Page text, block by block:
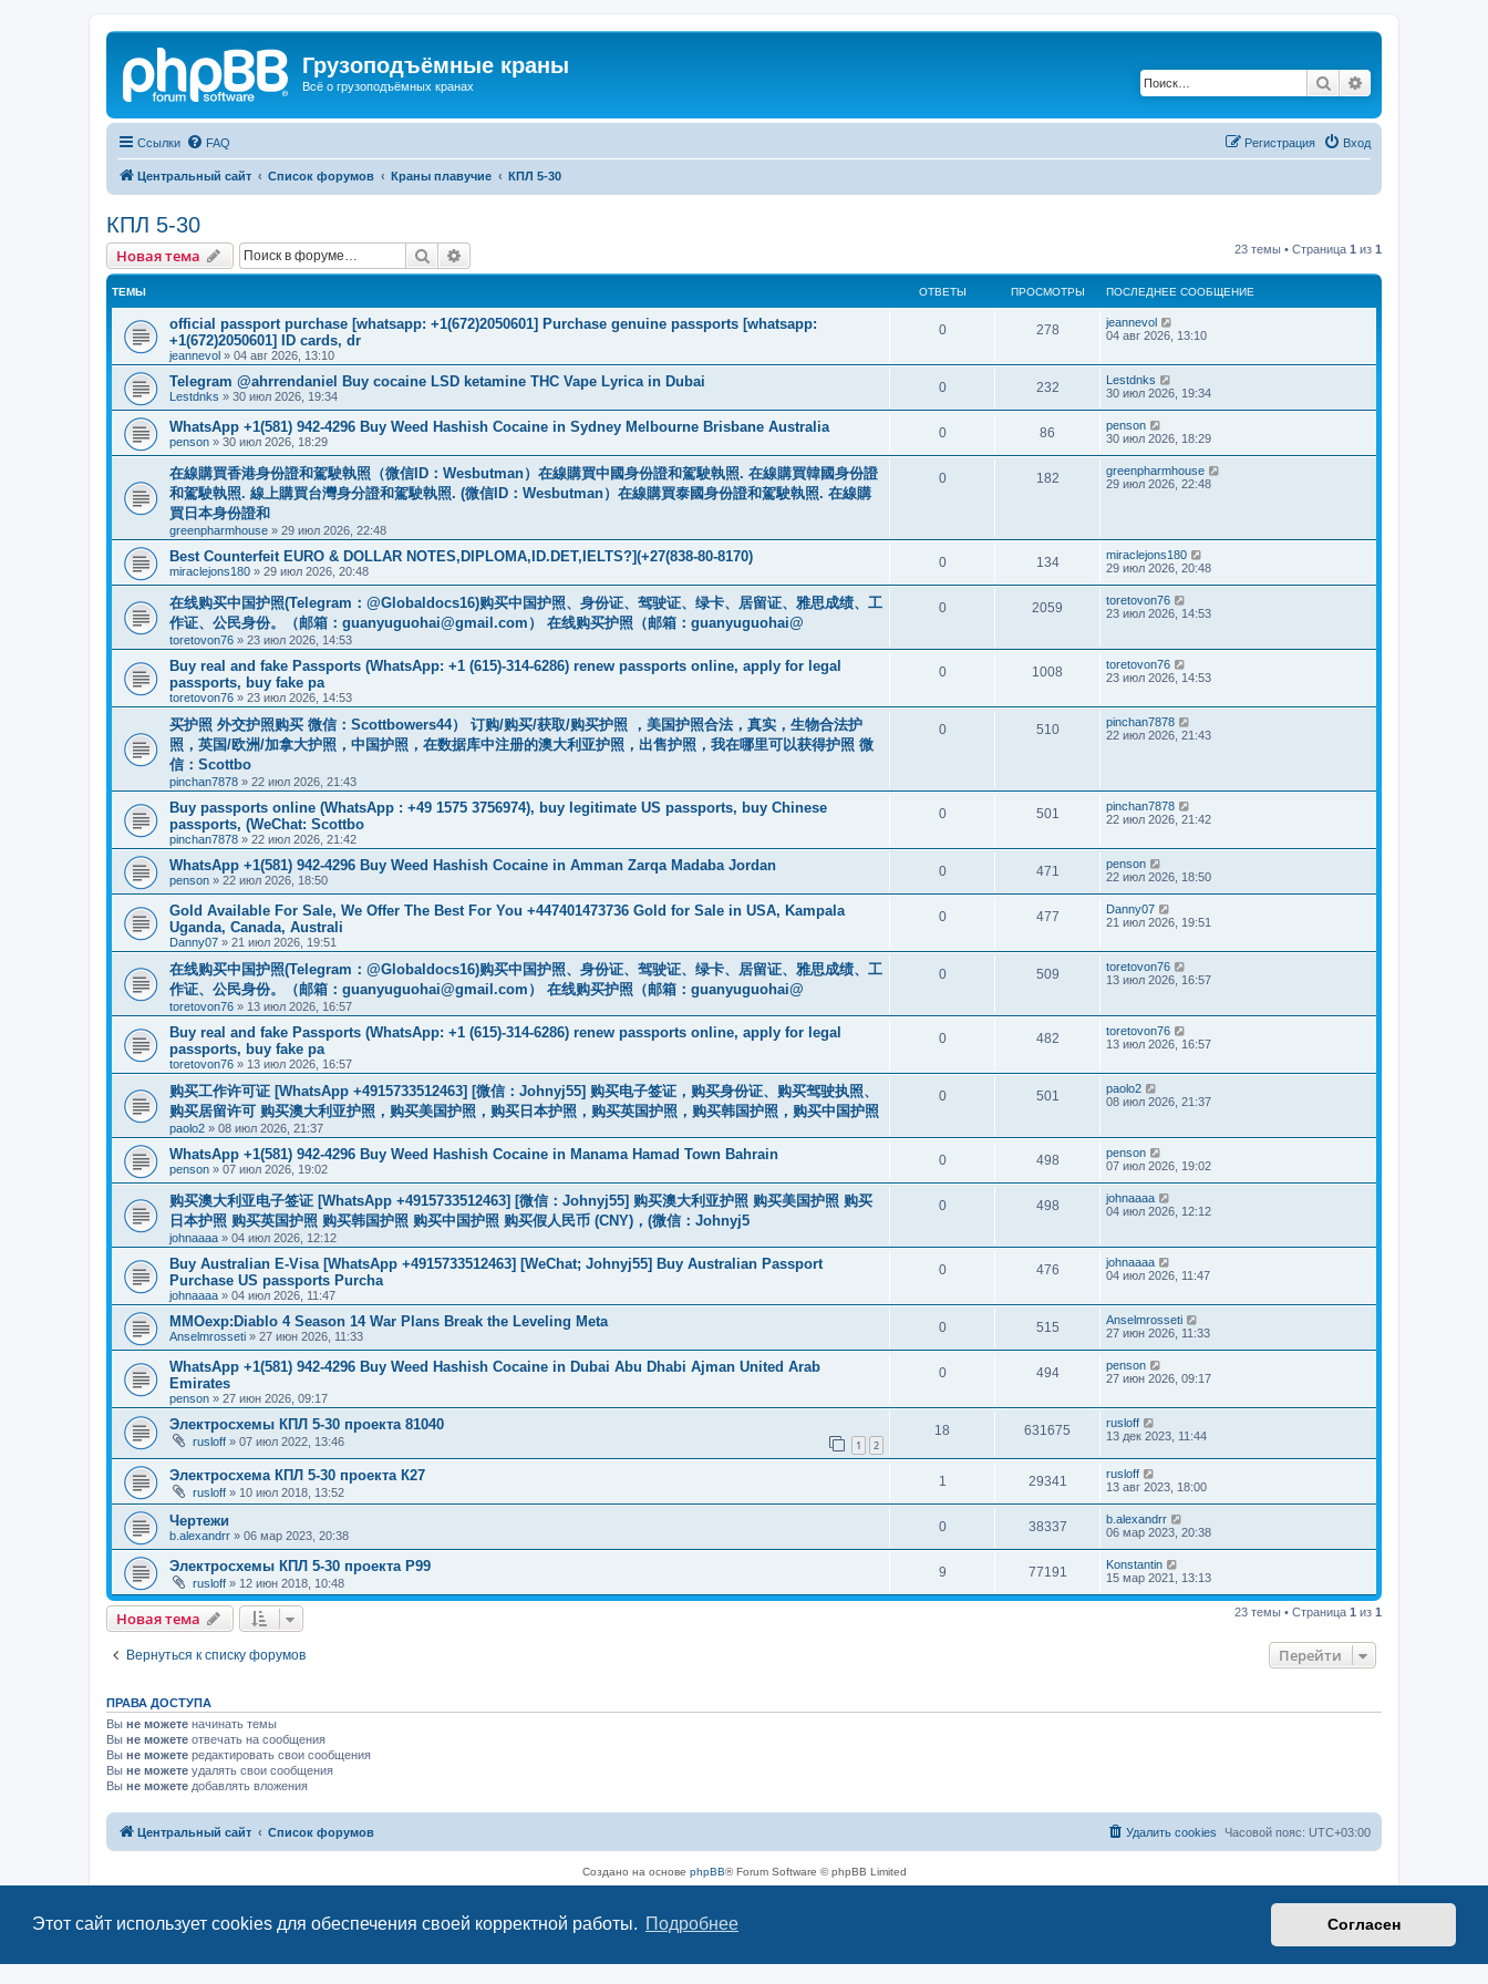
Этот сайт использует cookies для обеспечения своей корректной работы. Подробнее Согласен
Грузоподъёмные краны
Всё о грузоподъёмных кранах Поиск
Ссылки FAQ Вход
Регистрация
Центральный сайт Список форумов Краны плавучие КПЛ 5-30
КПЛ 5-30
Новая тема Поиск 23 темы • Страница 1 из 1
ТЕМЫ ОТВЕТЫ ПРОСМОТРЫ ПОСЛЕДНЕЕ СООБЩЕНИЕ
official passport purchase [whatsapp: +1(672)2050601] Purchase genuine passports [whatsapp:
+1(672)2050601] ID cards, dr
jeannevol » 04 авг 2026, 13:10
0 278
jeannevol
04 авг 2026, 13:10
Telegram @ahrrendaniel Buy cocaine LSD ketamine THC Vape Lyrica in Dubai
Lestdnks » 30 июл 2026, 19:34
0 232
Lestdnks
30 июл 2026, 19:34
WhatsApp +1(581) 942-4296 Buy Weed Hashish Cocaine in Sydney Melbourne Brisbane Australia
penson » 30 июл 2026, 18:29
0 86
penson
30 июл 2026, 18:29
在線購買香港身份證和駕駛執照（微信ID：Wesbutman）在線購買中國身份證和駕駛執照. 在線購買韓國身份證
和駕駛執照. 線上購買台灣身分證和駕駛執照. (微信ID：Wesbutman）在線購買泰國身份證和駕駛執照. 在線購
買日本身份證和
greenpharmhouse » 29 июл 2026, 22:48
0 182
greenpharmhouse
29 июл 2026, 22:48
Best Counterfeit EURO & DOLLAR NOTES,DIPLOMA,ID.DET,IELTS?](+27(838-80-8170)
miraclejons180 » 29 июл 2026, 20:48
0 134
miraclejons180
29 июл 2026, 20:48
在线购买中国护照(Telegram：@Globaldocs16)购买中国护照、身份证、驾驶证、绿卡、居留证、雅思成绩、工
作证、公民身份。（邮箱： guanyuguohai@gmail.com ） 在线购买护照（邮箱：guanyuguohai@
toretovon76 » 23 июл 2026, 14:53
0 2059
toretovon76
23 июл 2026, 14:53
Buy real and fake Passports (WhatsApp: +1 (615)-314-6286) renew passports online, apply for legal
passports, buy fake pa
toretovon76 » 23 июл 2026, 14:53
0 1008
toretovon76
23 июл 2026, 14:53
买护照 外交护照购买 微信：Scottbowers44） 订购/购买/获取/购买护照 ，美国护照合法，真实，生物合法护
照，英国/欧洲/加拿大护照，中国护照，在数据库中注册的澳大利亚护照，出售护照，我在哪里可以获得护照 微
信：Scottbo
pinchan7878 » 22 июл 2026, 21:43
0 510
pinchan7878
22 июл 2026, 21:43
Buy passports online (WhatsApp : +49 1575 3756974), buy legitimate US passports, buy Chinese
passports, (WeChat: Scottbo
pinchan7878 » 22 июл 2026, 21:42
0 501
pinchan7878
22 июл 2026, 21:42
WhatsApp +1(581) 942-4296 Buy Weed Hashish Cocaine in Amman Zarqa Madaba Jordan
penson » 22 июл 2026, 18:50
0 471
penson
22 июл 2026, 18:50
Gold Available For Sale, We Offer The Best For You +447401473736 Gold for Sale in USA, Kampala
Uganda, Canada, Australi
Danny07 » 21 июл 2026, 19:51
0 477
Danny07
21 июл 2026, 19:51
在线购买中国护照(Telegram：@Globaldocs16)购买中国护照、身份证、驾驶证、绿卡、居留证、雅思成绩、工
作证、公民身份。（邮箱： guanyuguohai@gmail.com ） 在线购买护照（邮箱：guanyuguohai@
toretovon76 » 13 июл 2026, 16:57
0 509
toretovon76
13 июл 2026, 16:57
Buy real and fake Passports (WhatsApp: +1 (615)-314-6286) renew passports online, apply for legal
passports, buy fake pa
toretovon76 » 13 июл 2026, 16:57
0 482
toretovon76
13 июл 2026, 16:57
购买工作许可证 [WhatsApp +4915733512463] [微信：Johnyj55] 购买电子签证，购买身份证、购买驾驶执照、
购买居留许可 购买澳大利亚护照，购买美国护照，购买日本护照，购买英国护照，购买韩国护照，购买中国护照
paolo2 » 08 июл 2026, 21:37
0 501
paolo2
08 июл 2026, 21:37
WhatsApp +1(581) 942-4296 Buy Weed Hashish Cocaine in Manama Hamad Town Bahrain
penson » 07 июл 2026, 19:02
0 498
penson
07 июл 2026, 19:02
购买澳大利亚电子签证 [WhatsApp +4915733512463] [微信：Johnyj55] 购买澳大利亚护照 购买美国护照 购买
日本护照 购买英国护照 购买韩国护照 购买中国护照 购买假人民币 (CNY)，(微信：Johnyj5
johnaaaa » 04 июл 2026, 12:12
0 498
johnaaaa
04 июл 2026, 12:12
Buy Australian E-Visa [WhatsApp +4915733512463] [WeChat; Johnyj55] Buy Australian Passport
Purchase US passports Purcha
johnaaaa » 04 июл 2026, 11:47
0 476
johnaaaa
04 июл 2026, 11:47
MMOexp:Diablo 4 Season 14 War Plans Break the Leveling Meta
Anselmrosseti » 27 июн 2026, 11:33
0 515
Anselmrosseti
27 июн 2026, 11:33
WhatsApp +1(581) 942-4296 Buy Weed Hashish Cocaine in Dubai Abu Dhabi Ajman United Arab
Emirates
penson » 27 июн 2026, 09:17
0 494
penson
27 июн 2026, 09:17
Электросхемы КПЛ 5-30 проекта 81040
rusloff » 07 июл 2022, 13:46 1 2
18 631675
rusloff
13 дек 2023, 11:44
Электросхема КПЛ 5-30 проекта К27
rusloff » 10 июл 2018, 13:52
1 29341
rusloff
13 авг 2023, 18:00
Чертежи
b.alexandrr » 06 мар 2023, 20:38
0 38337
b.alexandrr
06 мар 2023, 20:38
Электросхемы КПЛ 5-30 проекта Р99
rusloff » 12 июн 2018, 10:48
9 77191
Konstantin
15 мар 2021, 13:13
Новая тема 23 темы • Страница 1 из 1
Вернуться к списку форумов Перейти
ПРАВА ДОСТУПА
Вы не можете начинать темы
Вы не можете отвечать на сообщения
Вы не можете редактировать свои сообщения
Вы не можете удалять свои сообщения
Вы не можете добавлять вложения
Центральный сайт Список форумов Часовой пояс: UTC+03:00
Удалить cookies
Создано на основе phpBB® Forum Software © phpBB Limited